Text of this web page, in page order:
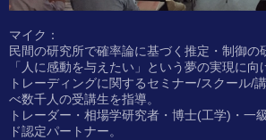
マイク：
民間の研究所で確率論に基づく推定・制御の
「人に感動を与えたい」という夢の実現に向
トレーディングに関するセミナー/スクール/
べ数千人の受講生を指導。
トレーダー・相場学研究者・博士(工学)・一
ド認定パートナー。